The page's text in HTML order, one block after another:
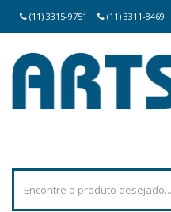
(11) 3315-9751 (11) 3311-8469